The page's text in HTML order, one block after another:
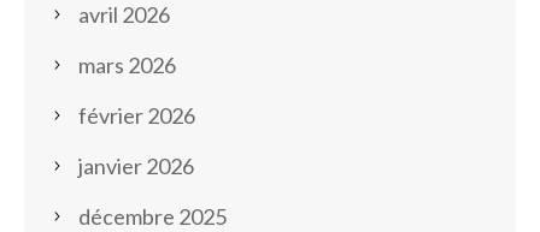
avril 2026
mars 2026
février 2026
janvier 2026
décembre 2025